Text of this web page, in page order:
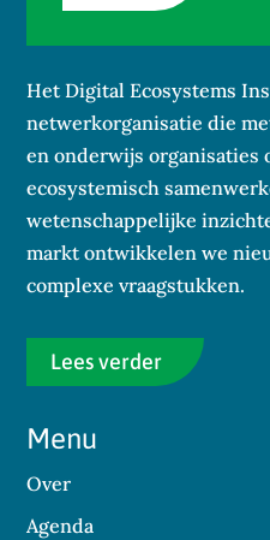
Het Digital Ecosystems
netwerkorganisatie die
en onderwijs organisaties
ecosystemisch
wetenschappelijke
markt ontwikkelen we
complexe vraagstukken.
Lees verder
Menu
Over
Agenda